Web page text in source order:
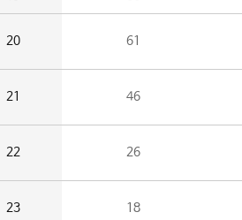
20 61
21 46
22 26
23 18